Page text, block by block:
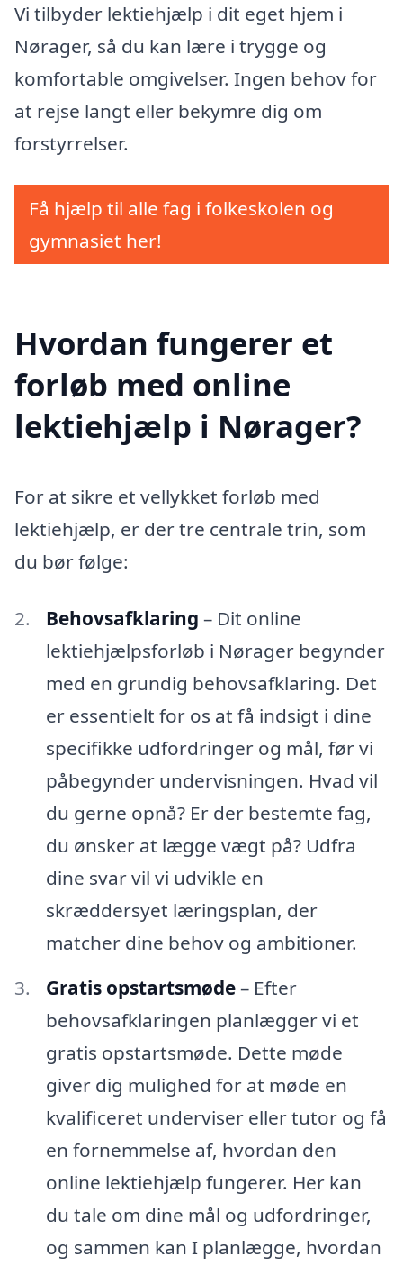
Vi tilbyder lektiehjælp i dit eget hjem i
Nørager, så du kan lære i trygge og
komfortable omgivelser. Ingen behov for
at rejse langt eller bekymre dig om
forstyrrelser.
Få hjælp til alle fag i folkeskolen og
gymnasiet her!
Hvordan fungerer et
forløb med online
lektiehjælp i Nørager?
For at sikre et vellykket forløb med
lektiehjælp, er der tre centrale trin, som
du bør følge:
Behovsafklaring – Dit online
lektiehjælpsforløb i Nørager begynder
med en grundig behovsafklaring. Det
er essentielt for os at få indsigt i dine
specifikke udfordringer og mål, før vi
påbegynder undervisningen. Hvad vil
du gerne opnå? Er der bestemte fag,
du ønsker at lægge vægt på? Udfra
dine svar vil vi udvikle en
skræddersyet læringsplan, der
matcher dine behov og ambitioner.
Gratis opstartsmøde– Efter
behovsafklaringen planlægger vi et
gratis opstartsmøde. Dette møde
giver dig mulighed for at møde en
kvalificeret underviser eller tutor og få
en fornemmelse af, hvordan den
online lektiehjælp fungerer. Her kan
du tale om dine mål og udfordringer,
og sammen kan I planlægge, hvordan